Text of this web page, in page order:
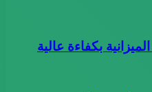
بكفاءة عالية